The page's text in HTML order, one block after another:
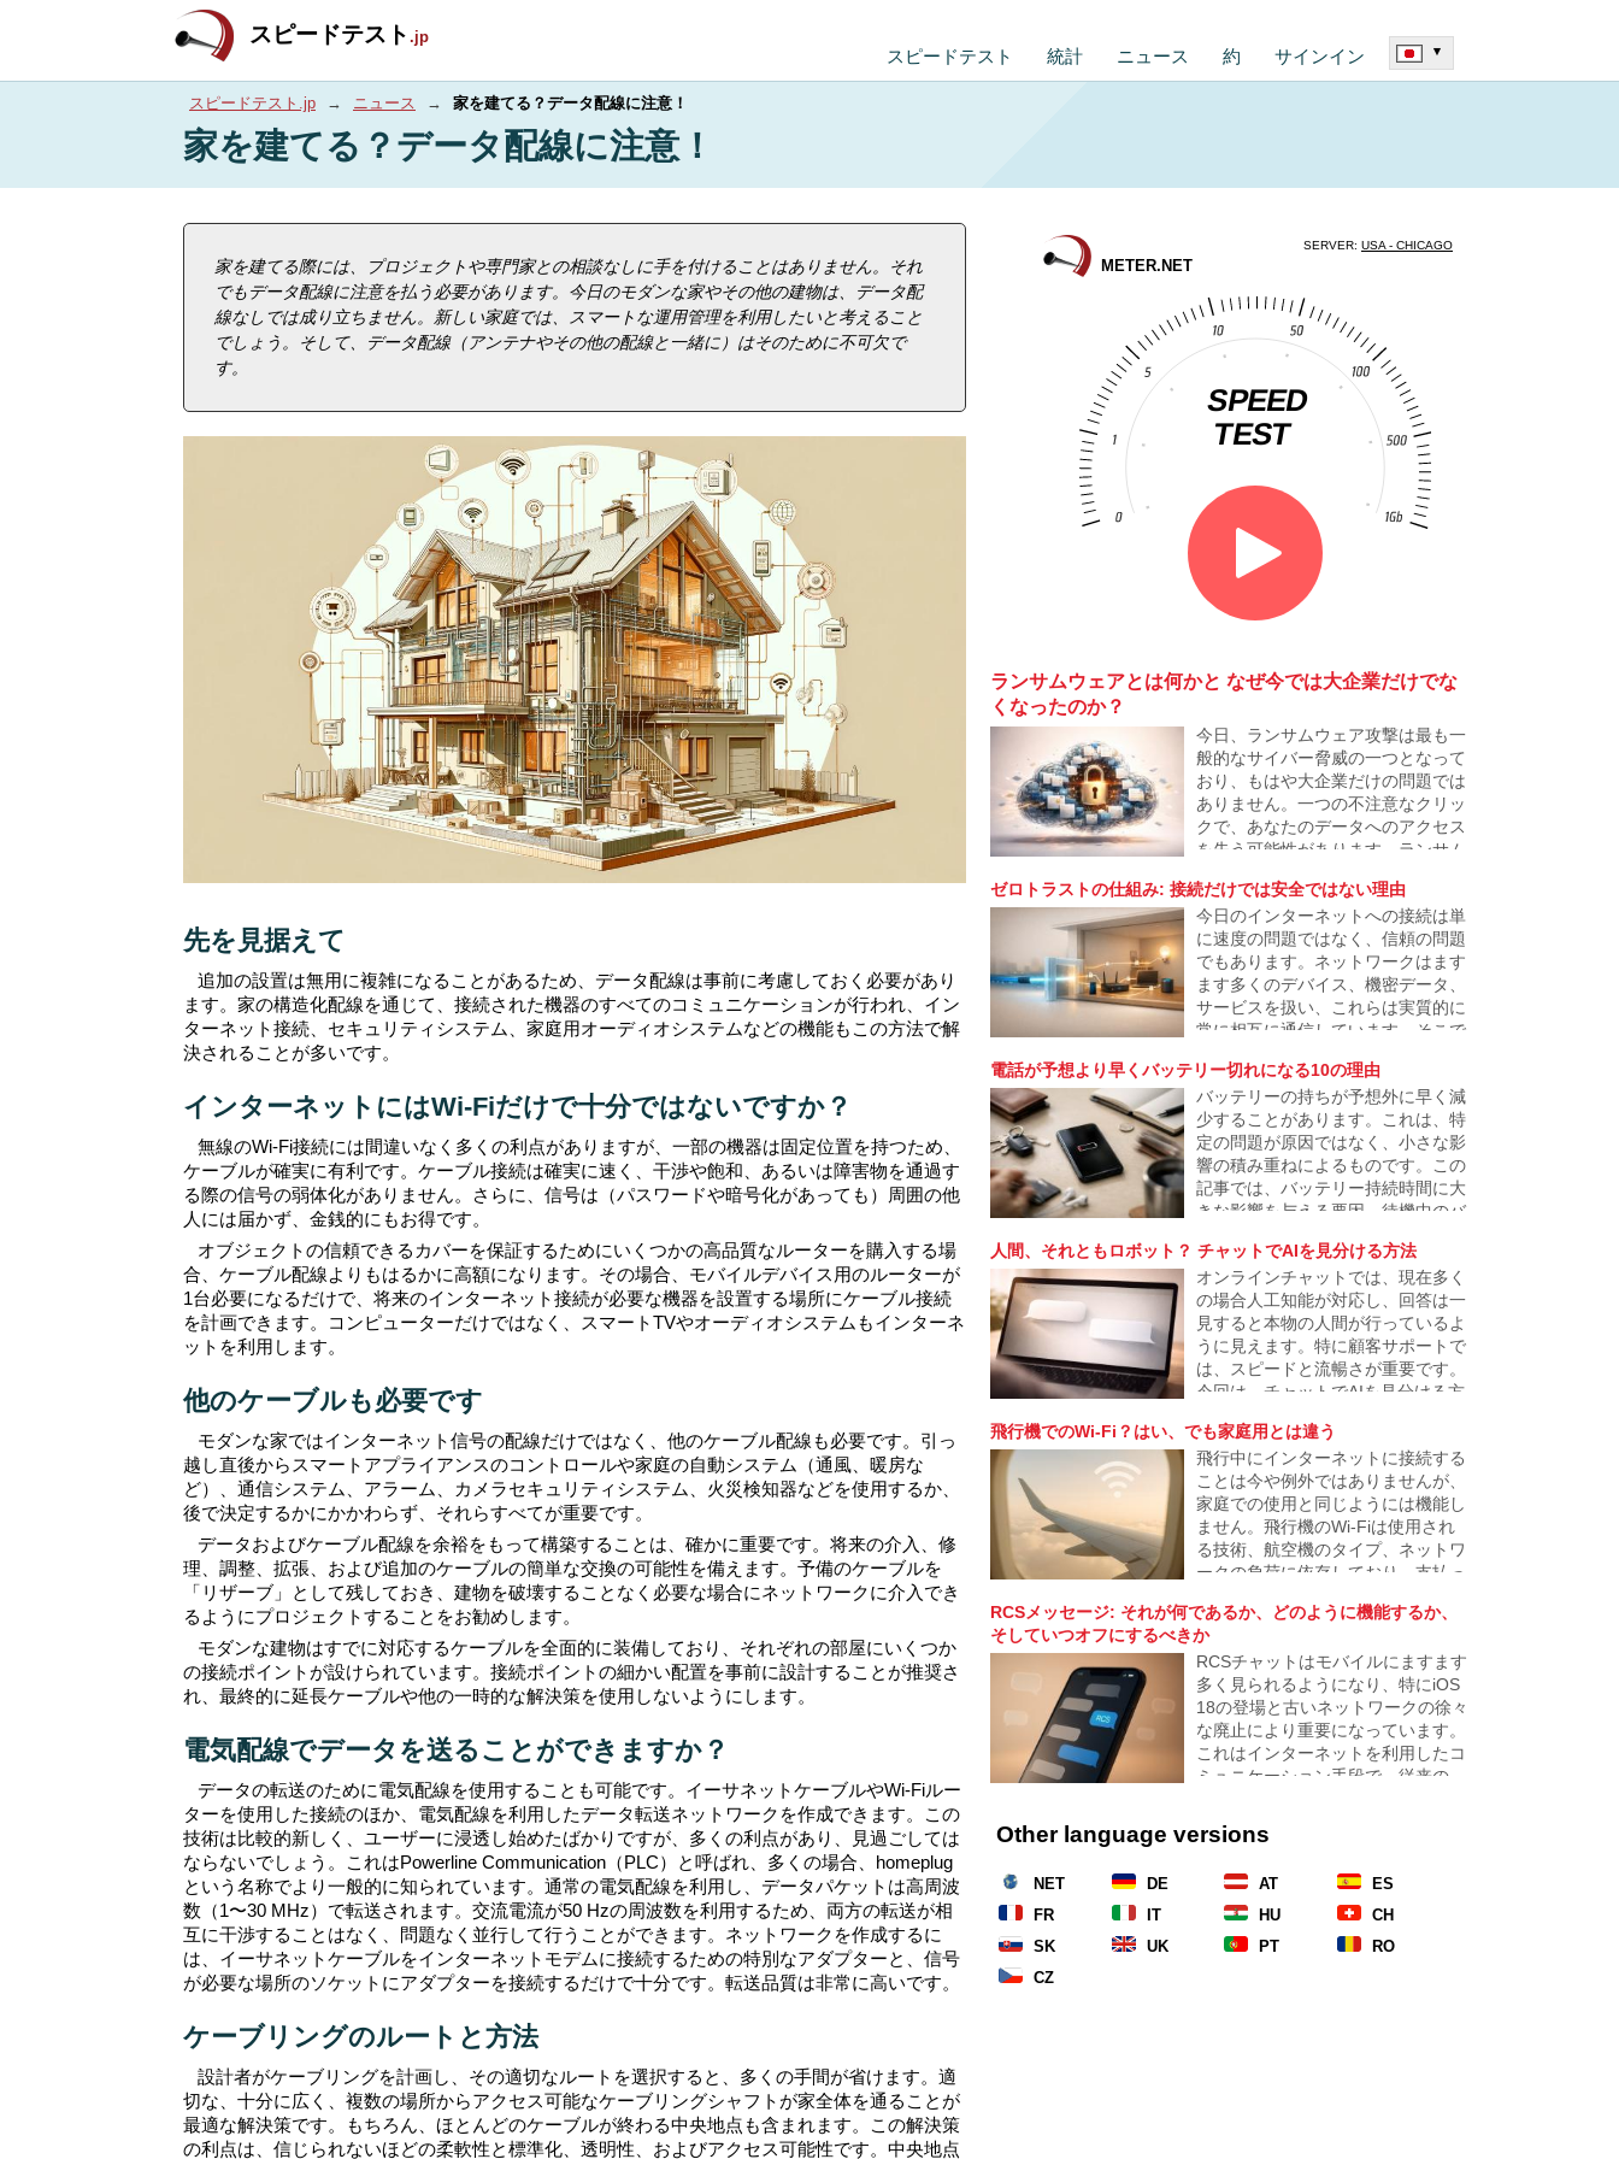
スピードテスト .jp
スピードテスト 統計 ニュース 約 サインイン ▾
スピードテスト.jp → ニュース → 家を建てる？データ配線に注意！
家を建てる？データ配線に注意！
家を建てる際には、プロジェクトや専門家との相談なしに手を付けることはありません。それ
でもデータ配線に注意を払う必要があります。今日のモダンな家やその他の建物は、データ配
線なしでは成り立ちません。新しい家庭では、スマートな運用管理を利用したいと考えること
でしょう。そして、データ配線（アンテナやその他の配線と一緒に）はそのために不可欠で
す。
先を見据えて
追加の設置は無用に複雑になることがあるため、データ配線は事前に考慮しておく必要があり
ます。家の構造化配線を通じて、接続された機器のすべてのコミュニケーションが行われ、イン
ターネット接続、セキュリティシステム、家庭用オーディオシステムなどの機能もこの方法で解
決されることが多いです。
インターネットにはWi-Fiだけで十分ではないですか？
無線のWi-Fi接続には間違いなく多くの利点がありますが、一部の機器は固定位置を持つため、
ケーブルが確実に有利です。ケーブル接続は確実に速く、干渉や飽和、あるいは障害物を通過す
る際の信号の弱体化がありません。さらに、信号は（パスワードや暗号化があっても）周囲の他
人には届かず、金銭的にもお得です。
オブジェクトの信頼できるカバーを保証するためにいくつかの高品質なルーターを購入する場
合、ケーブル配線よりもはるかに高額になります。その場合、モバイルデバイス用のルーターが
1台必要になるだけで、将来のインターネット接続が必要な機器を設置する場所にケーブル接続
を計画できます。コンピューターだけではなく、スマートTVやオーディオシステムもインターネ
ットを利用します。
他のケーブルも必要です
モダンな家ではインターネット信号の配線だけではなく、他のケーブル配線も必要です。引っ
越し直後からスマートアプライアンスのコントロールや家庭の自動システム（通風、暖房な
ど）、通信システム、アラーム、カメラセキュリティシステム、火災検知器などを使用するか、
後で決定するかにかかわらず、それらすべてが重要です。
データおよびケーブル配線を余裕をもって構築することは、確かに重要です。将来の介入、修
理、調整、拡張、および追加のケーブルの簡単な交換の可能性を備えます。予備のケーブルを
「リザーブ」として残しておき、建物を破壊することなく必要な場合にネットワークに介入でき
るようにプロジェクトすることをお勧めします。
モダンな建物はすでに対応するケーブルを全面的に装備しており、それぞれの部屋にいくつか
の接続ポイントが設けられています。接続ポイントの細かい配置を事前に設計することが推奨さ
れ、最終的に延長ケーブルや他の一時的な解決策を使用しないようにします。
電気配線でデータを送ることができますか？
データの転送のために電気配線を使用することも可能です。イーサネットケーブルやWi-Fiルー
ターを使用した接続のほか、電気配線を利用したデータ転送ネットワークを作成できます。この
技術は比較的新しく、ユーザーに浸透し始めたばかりですが、多くの利点があり、見過ごしては
ならないでしょう。これはPowerline Communication（PLC）と呼ばれ、多くの場合、homeplug
という名称でより一般的に知られています。通常の電気配線を利用し、データパケットは高周波
数（1〜30 MHz）で転送されます。交流電流が50 Hzの周波数を利用するため、両方の転送が相
互に干渉することはなく、問題なく並行して行うことができます。ネットワークを作成するに
は、イーサネットケーブルをインターネットモデムに接続するための特別なアダプターと、信号
が必要な場所のソケットにアダプターを接続するだけで十分です。転送品質は非常に高いです。
ケーブリングのルートと方法
設計者がケーブリングを計画し、その適切なルートを選択すると、多くの手間が省けます。適
切な、十分に広く、複数の場所からアクセス可能なケーブリングシャフトが家全体を通ることが
最適な解決策です。もちろん、ほとんどのケーブルが終わる中央地点も含まれます。この解決策
の利点は、信じられないほどの柔軟性と標準化、透明性、およびアクセス可能性です。中央地点
ランサムウェアとは何かと なぜ今では大企業だけでな
くなったのか？
今日、ランサムウェア攻撃は最も一
般的なサイバー脅威の一つとなって
おり、もはや大企業だけの問題では
ありません。一つの不注意なクリッ
クで、あなたのデータへのアクセス
を失う可能性があります。ランサム
るのか、そしてなぜ攻撃者が一般ユ
ーザーや中小企業にもますます焦点
を当てているのかを説明します。
ゼロトラストの仕組み: 接続だけでは安全ではない理由
今日のインターネットへの接続は単
に速度の問題ではなく、信頼の問題
でもあります。ネットワークはます
ます多くのデバイス、機密データ、
サービスを扱い、これらは実質的に
常に相互に通信しています。そこで
ばれるアプローチで、何も自動的に
安全とは見なされないことを前提に
しています。この記事は、このモデ
ルがなぜ生まれたのか、そしてどの
ようにインターネットの普段の運用
に徐々に反映されるのかを説明しま
す。
電話が予想より早くバッテリー切れになる10の理由
バッテリーの持ちが予想外に早く減
少することがあります。これは、特
定の問題が原因ではなく、小さな影
響の積み重ねによるものです。この
記事では、バッテリー持続時間に大
きな影響を与える要因、待機中のバ
てそれが結果的に電話が1日も持た
ない問題になる理由について説明し
ます。
人間、それともロボット？ チャットでAIを見分ける方法
オンラインチャットでは、現在多く
の場合人工知能が対応し、回答は一
見すると本物の人間が行っているよ
うに見えます。特に顧客サポートで
は、スピードと流暢さが重要です。
今回は、チャットでAIを見分ける方
候について、またその識別境界がど
こまで薄れつつあるかを見ていきま
す。
飛行機でのWi-Fi？はい、でも家庭用とは違う
飛行中にインターネットに接続する
ことは今や例外ではありませんが、
家庭での使用と同じようには機能し
ません。飛行機のWi-Fiは使用され
る技術、航空機のタイプ、ネットワ
ークの負荷に依存しており、支払っ
保証するわけではありません。記事
では飛行機でのインターネットの仕
組み、なぜ遅いことがあるのか、そ
していつ信頼できるかを説明しま
す。
RCSメッセージ: それが何であるか、どのように機能するか、
そしていつオフにするべきか
RCSチャットはモバイルにますます
多く見られるようになり、特にiOS
18の登場と古いネットワークの徐々
な廃止により重要になっています。
これはインターネットを利用したコ
ミュニケーション手段で、従来の
有を提供します。RCSとは何か、そ
してそれをオンにしておく利点につ
Other language versions
NET DE AT
ES
FR
IT HU
CH
SK
UK PT
RO
CZ